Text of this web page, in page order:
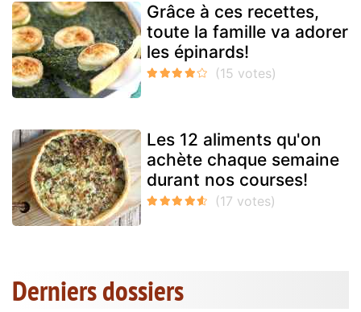
Grâce à ces recettes,
toute la famille va adorer
les épinards!
Les 12 aliments qu'on
achète chaque semaine
durant nos courses!
Derniers dossiers